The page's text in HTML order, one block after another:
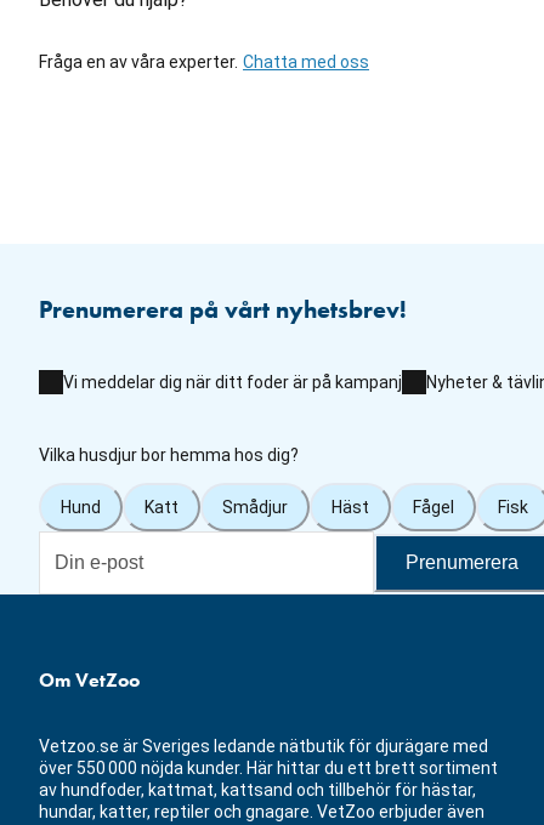
Fråga en av våra experter. Chatta med oss
Prenumerera på vårt nyhetsbrev!
Vi meddelar dig när ditt foder är på kampanj Nyheter &
Vilka husdjur bor hemma hos dig?
Hund Katt Smådjur Häst Fågel Fisk
Prenumerera
Om VetZoo
Vetzoo.se är Sveriges ledande nätbutik för djurägare med
över 550 000 nöjda kunder. Här hittar du ett brett sortiment
av hundfoder, kattmat, kattsand och tillbehör för hästar,
hundar, katter, reptiler och gnagare. VetZoo erbjuder även